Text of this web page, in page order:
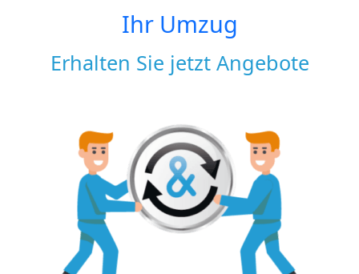
Ihr Umzug
Erhalten Sie jetzt Angebote